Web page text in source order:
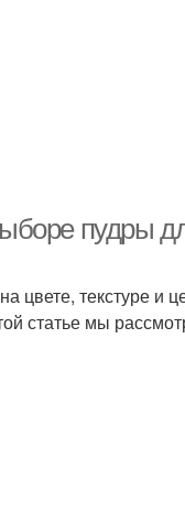
пудры
цвете, текстуре и
статье мы